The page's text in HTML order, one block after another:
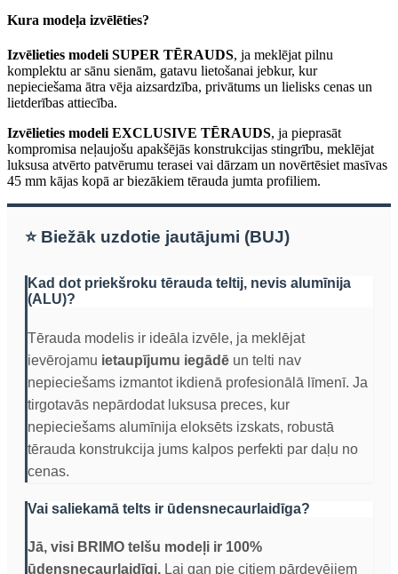
Kura modeļa izvēlēties?
Izvēlieties modeli SUPER TĒRAUDS, ja meklējat pilnu
komplektu ar sānu sienām, gatavu lietošanai jebkur, kur
nepieciešama ātra vēja aizsardzība, privātums un lielisks cenas un
lietderības attiecība.
Izvēlieties modeli EXCLUSIVE TĒRAUDS, ja pieprasāt
kompromisa neļaujošu apakšējās konstrukcijas stingrību, meklējat
luksusa atvērto patvērumu terasei vai dārzam un novērtēsiet masīvas
45 mm kājas kopā ar biezākiem tērauda jumta profiliem.
⭐ Biežāk uzdotie jautājumi (BUJ)
Kad dot priekšroku tērauda teltij, nevis alumīnija
(ALU)?
Tērauda modelis ir ideāla izvēle, ja meklējat
ievērojamu ietaupījumu iegādē un telti nav
nepieciešams izmantot ikdienā profesionālā līmenī. Ja
tirgotavās nepārdodat luksusa preces, kur
nepieciešams alumīnija eloksēts izskats, robustā
tērauda konstrukcija jums kalpos perfekti par daļu no
cenas.
Vai saliekamā telts ir ūdensnecaurlaidīga?
Jā, visi BRIMO telšu modeļi ir 100%
ūdensnecaurlaidīgi. Lai gan pie citiem pārdevējiem